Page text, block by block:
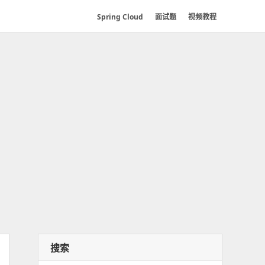
Spring Cloud 面试题 视频教程
搜索